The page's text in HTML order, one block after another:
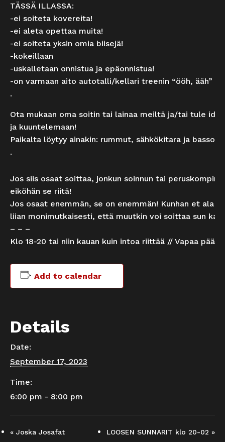
TÄSSÄ ILLASSA:
-ei soiteta kovereita!
-ei aleta opettaa muita!
-ei soiteta yksin omia biisejä!
-kokeillaan
-uskalletaan onnistua ja epäonnistua!
-on varmaan aito autotalli/kellari treenin “ööh, ääh”
.
Ota mukaan oma soitin tai lainaa meiltä ja/tai tule
ja kuuntelemaan!
Paikalta löytyy ainakin: rummut, sähkökitara ja basso!
.
Jos siis osaat soittaa, jonkun soinnun tai peruskompin,
eiköhän se riitä!
Jos osaat enemmän, se on enemmän! Kunhan et ala
liian monimutkaisesti, että muutkin voi soittaa sun
– – –
Klo 18-20 tai niin kauan kuin intoa riittää // Vapaa pääsy!
Add to calendar
Details
Date:
September 17, 2023
Time:
6:00 pm - 8:00 pm
« Joska Josafat LOOSEN SUNNARIT klo 20-02 »